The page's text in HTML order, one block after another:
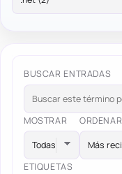
BUSCAR ENTRADAS
MOSTRAR ORDENAR
ETIQUETAS